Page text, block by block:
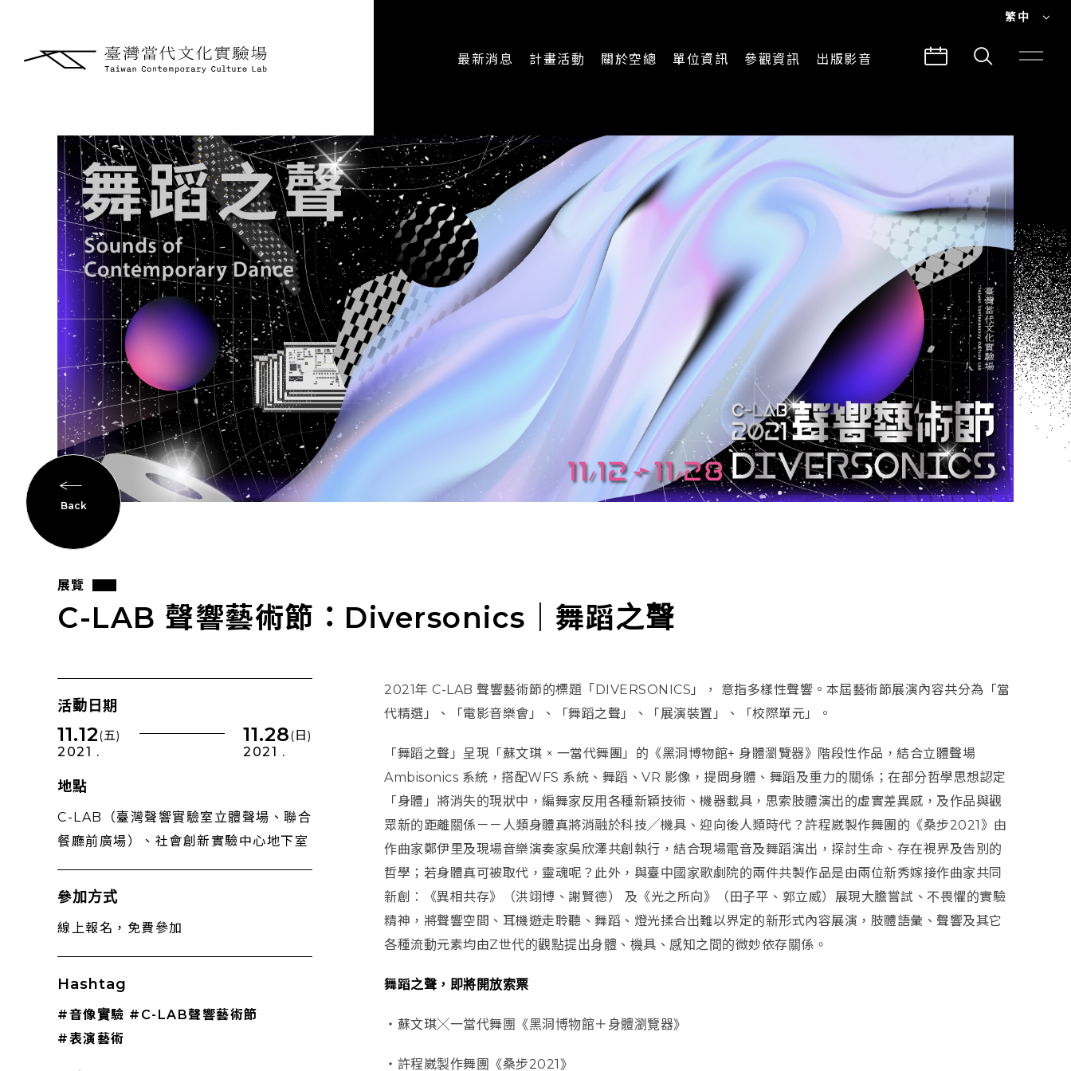
繁中
最新消息
即時新聞
計畫活動
主題計畫
CREATORS
關於空總
組織架構
公開資訊
認識執行長
場地申請
加入我們
單位資訊 參觀資訊
交通與地圖
建築故事
出版影音
所有影音
Back
展覽
C-LAB 聲響藝術節：Diversonics｜舞蹈之聲
活動日期
11.12(五)
2021 .
11.28(日)
2021 .
地點
C-LAB（臺灣聲響實驗室立體聲場、聯合
餐廳前廣場）、社會創新實驗中心地下室
參加方式
線上報名，免費參加
Hashtag
#音像實驗 #C-LAB聲響藝術節
#表演藝術
2021年 C-LAB 聲響藝術節的標題「DIVERSONICS」， 意指多樣性聲響。本屆藝術節展演內容共分為「當
代精選」、「電影音樂會」、「舞蹈之聲」、「展演裝置」、「校際單元」。
「舞蹈之聲」呈現「蘇文琪 × 一當代舞團」的《黑洞博物館+ 身體瀏覽器》階段性作品，結合立體聲場
Ambisonics 系統，搭配WFS 系統、舞蹈、VR 影像，提問身體、舞蹈及重力的關係；在部分哲學思想認定
「身體」將消失的現狀中，編舞家反用各種新穎技術、機器載具，思索肢體演出的虛實差異感，及作品與觀
眾新的距離關係－－人類身體真將消融於科技╱機具、迎向後人類時代？許程崴製作舞團的《桑步2021》由
作曲家鄭伊里及現場音樂演奏家吳欣澤共創執行，結合現場電音及舞蹈演出，探討生命、存在視界及告別的
哲學；若身體真可被取代，靈魂呢？此外，與臺中國家歌劇院的兩件共製作品是由兩位新秀嫁接作曲家共同
新創：《異相共存》（洪翊博、謝賢德） 及《光之所向》（田⼦平、郭立威）展現大膽嘗試、不畏懼的實驗
精神，將聲響空間、耳機遊走聆聽、舞蹈、燈光揉合出難以界定的新形式內容展演，肢體語彙、聲響及其它
各種流動元素均由Z世代的觀點提出身體、機具、感知之間的微妙依存關係。
舞蹈之聲，即將開放索票
・ 蘇文琪╳一當代舞團《黑洞博物館＋身體瀏覽器》
・ 許程崴製作舞團《桑步2021》